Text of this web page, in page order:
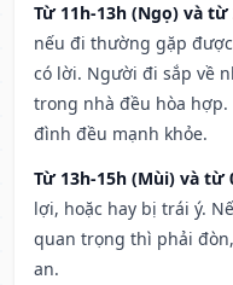
Từ 11h-13h (Ngọ) và từ
nếu đi thường gặp
có lời. Người đi sắp về
trong nhà đều hòa hợp.
đình đều mạnh khỏe.
Từ 13h-15h (Mùi) và từ
lợi, hoặc hay bị trái ý.
quan trọng thì phải
an.